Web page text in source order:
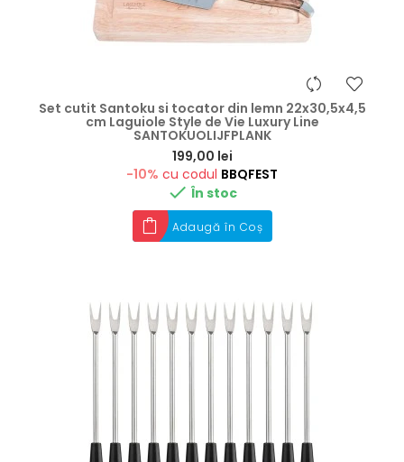
Set cutit Santoku si tocator din lemn 22x30,5x4,5
cm Laguiole Style de Vie Luxury Line
SANTOKUOLIJFPLANK
199,00 lei
-10% cu codul BBQFEST
 În stoc
Adaugă în Coș